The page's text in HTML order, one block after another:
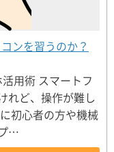
ンを習うのか？
用術 スマートフ
れど、操作が難し
初心者の方や機械
…